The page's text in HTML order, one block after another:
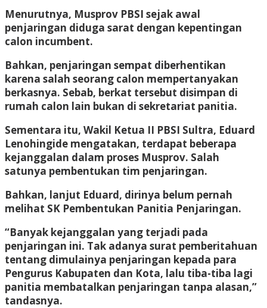
Menurutnya, Musprov PBSI sejak awal
penjaringan diduga sarat dengan kepentingan
calon incumbent.
Bahkan, penjaringan sempat diberhentikan
karena salah seorang calon mempertanyakan
berkasnya. Sebab, berkat tersebut disimpan di
rumah calon lain bukan di sekretariat panitia.
Sementara itu, Wakil Ketua II PBSI Sultra, Eduard
Lenohingide mengatakan, terdapat beberapa
kejanggalan dalam proses Musprov. Salah
satunya pembentukan tim penjaringan.
Bahkan, lanjut Eduard, dirinya belum pernah
melihat SK Pembentukan Panitia Penjaringan.
“Banyak kejanggalan yang terjadi pada
penjaringan ini. Tak adanya surat pemberitahuan
tentang dimulainya penjaringan kepada para
Pengurus Kabupaten dan Kota, lalu tiba-tiba lagi
panitia membatalkan penjaringan tanpa alasan,”
tandasnya.